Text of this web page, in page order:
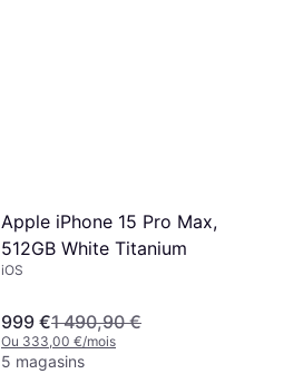
Apple iPhone 15 Pro Max,
512GB White Titanium
iOS
999 €1 490,90 €
Ou 333,00 €/mois
5 magasins